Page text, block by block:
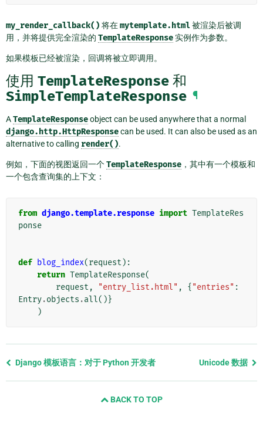
my_render_callback() 将在mytemplate.html被渲染后被调
用，并将提供完全渲染的 TemplateResponse实例作为参数。
如果模板已经被渲染，回调将被立即调用。
使用 TemplateResponse 和
SimpleTemplateResponse ¶
ATemplateResponseobject can be used anywhere that a normal
django.http.HttpResponsecan be used. It can also be used as an
alternative to calling render().
例如，下面的视图返回一个TemplateResponse ，其中有一个模板和
一个包含查询集的上下文：
from django.template.response import TemplateRes
ponse
def blog_index(request ):
return TemplateResponse(
request , "entry_list.html" , { "entries" :
Entry.objects .all()}
)
Previous
Django 模板语言：对于 Python 开发者 Unicode 数据
BACK TO TOP